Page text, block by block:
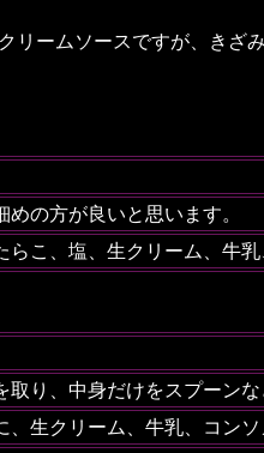
クリームソースですが、きざ
めの方が良いと思います。
らこ、塩、生クリーム、牛
取り、中身だけをスプーン
、生クリーム、牛乳、コン